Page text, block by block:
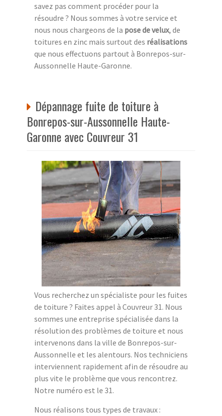
savez pas comment procéder pour la
résoudre ? Nous sommes à votre service et
nous nous chargeons de la pose de velux, de
toitures en zinc mais surtout des réalisations
que nous effectuons partout à Bonrepos-sur-
Aussonnelle Haute-Garonne.
Dépannage fuite de toiture à
Bonrepos-sur-Aussonnelle Haute-
Garonne avec Couvreur 31
Vous recherchez un spécialiste pour les fuites
de toiture ? Faites appel à Couvreur 31. Nous
sommes une entreprise spécialisée dans la
résolution des problèmes de toiture et nous
intervenons dans la ville de Bonrepos-sur-
Aussonnelle et les alentours. Nos techniciens
interviennent rapidement afin de résoudre au
plus vite le problème que vous rencontrez.
Notre numéro est le 31.
Nous réalisons tous types de travaux :